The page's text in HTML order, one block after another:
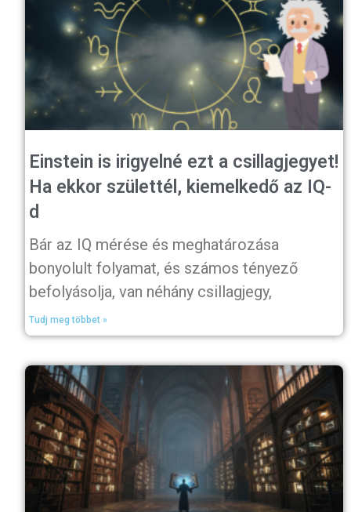
Einstein is irigyelné ezt a csillagjegyet!
Ha ekkor születtél, kiemelkedő az IQ-
d
Bár az IQ mérése és meghatározása
bonyolult folyamat, és számos tényező
befolyásolja, van néhány csillagjegy,
Tudj meg többet »